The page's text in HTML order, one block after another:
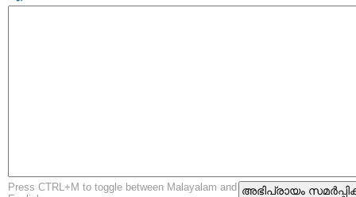
Press CTRL+M to toggle between Malayalam and